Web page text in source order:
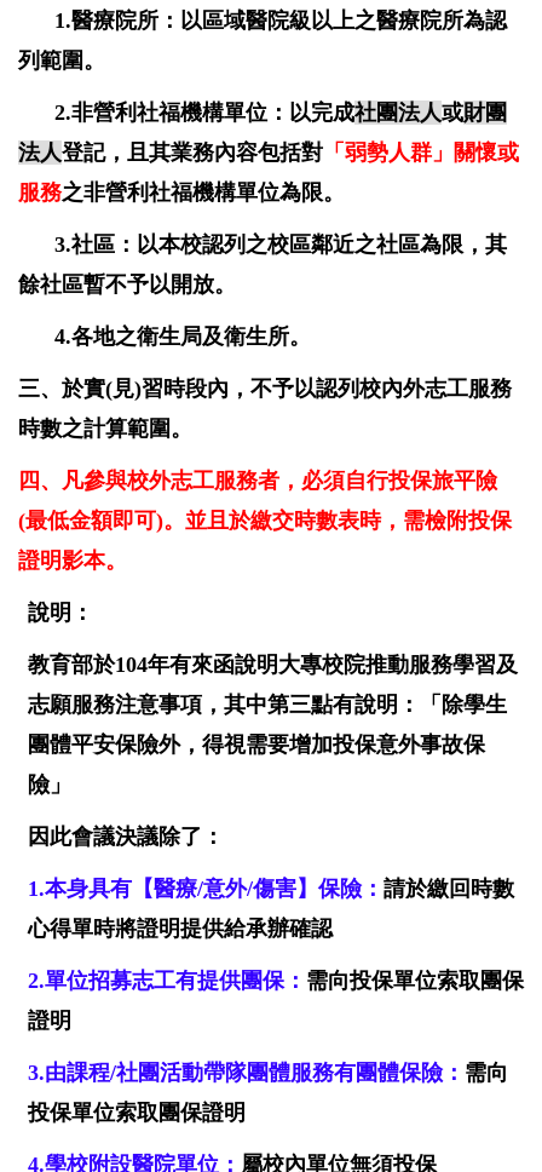
1.醫療院所：以區域醫院級以上之醫療院所為認
列範圍。
2.非營利社福機構單位：以完成社團法人或財團
法人登記，且其業務內容包括對 「弱勢人群 」關懷或
服務之非營利社福機構單位為限。
3.社區：以本校認列之校區鄰近之社區為限，其
餘社區暫不予以開放。
4.各地之衛生局及衛生所。
三、於實(見)習時段內，不予以認列校內外志工服務
時數之計算範圍。
四、凡參與校外志工服務者，必須自行投保旅平險
(最低金額即可)。並且於繳交時數表時，需檢附投保
證明影本。
說明：
教育部於104年有來函說明大專校院推動服務學習及
志願服務注意事項，其中第三點有說明：「除學生
團體平安保險外，得視需要增加投保意外事故保
險」
因此會議決議除了：
1.本身具有 【醫療/意外/傷害】 保險： 請於繳回時數
心得單時將證明提供給承辦確認
2.單位招募志工有提供團保： 需向投保單位索取團保
證明
3.由課程/社團活動帶隊團體服務有團體保險： 需向
投保單位索取團保證明
4.學校附設醫院單位： 屬校內單位無須投保